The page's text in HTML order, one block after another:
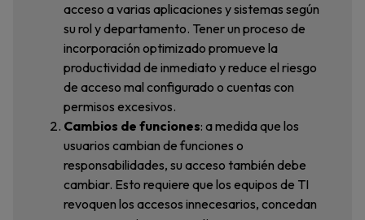
acceso a varias aplicaciones y sistemas según
su rol y departamento. Tener un proceso de
incorporación optimizado promueve la
productividad de inmediato y reduce el riesgo
de acceso mal configurado o cuentas con
permisos excesivos.
Cambios de funciones: a medida que los
usuarios cambian de funciones o
responsabilidades, su acceso también debe
cambiar. Esto requiere que los equipos de TI
revoquen los accesos innecesarios, concedan